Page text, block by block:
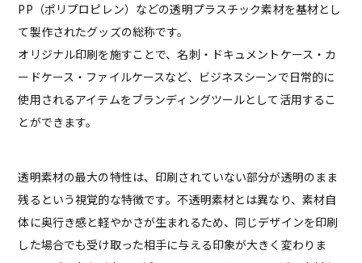
PP（ポリプロピレン）などの透明プラスチック素材を基材とし
て製作されたグッズの総称です。
オリジナル印刷を施すことで、名刺・ドキュメントケース・カ
ードケース・ファイルケースなど、ビジネスシーンで日常的に
使用されるアイテムをブランディングツールとして活用するこ
とができます。
透明素材の最大の特性は、印刷されていない部分が透明のまま
残るという視覚的な特徴です。不透明素材とは異なり、素材自
体に奥行き感と軽やかさが生まれるため、同じデザインを印刷
した場合でも受け取った相手に与える印象が大きく変わりま